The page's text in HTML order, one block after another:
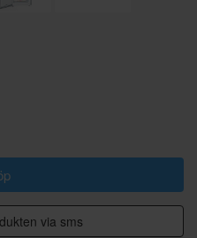
via sms